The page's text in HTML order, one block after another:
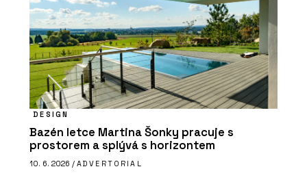
DESIGN
Bazén letce Martina Šonky pracuje s
prostorem a splývá s horizontem
10. 6. 2026 / ADVERTORIAL